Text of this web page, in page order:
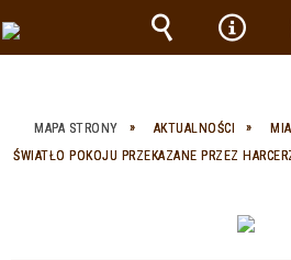
MAPA STRONY AKTUALNOŚCI
ŚWIATŁO POKOJU PRZEKAZANE PRZEZ